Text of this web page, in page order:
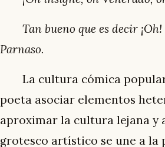
Tan bueno que es decir
Parnaso.
La cultura cómica
poeta asociar elementos
aproximar la cultura lejana y
grotesco artístico se une a la